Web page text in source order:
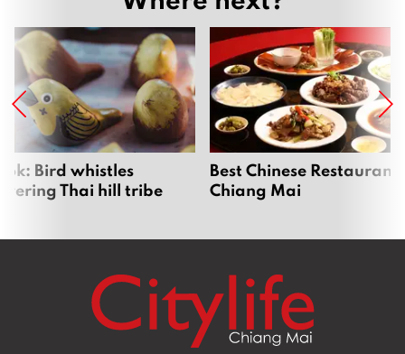
Bird whistles
Thai hill tribe
Best Chinese
Chiang Mai